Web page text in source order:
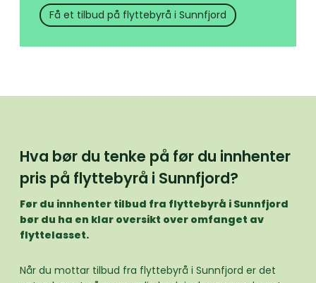
Få et tilbud på flyttebyrå i Sunnfjord
Hva bør du tenke på før du innhenter
pris på flyttebyrå i Sunnfjord?
Før du innhenter tilbud fra flyttebyrå i Sunnfjord
bør du ha en klar oversikt over omfanget av
flyttelasset.
Når du mottar tilbud fra flyttebyrå i Sunnfjord er det